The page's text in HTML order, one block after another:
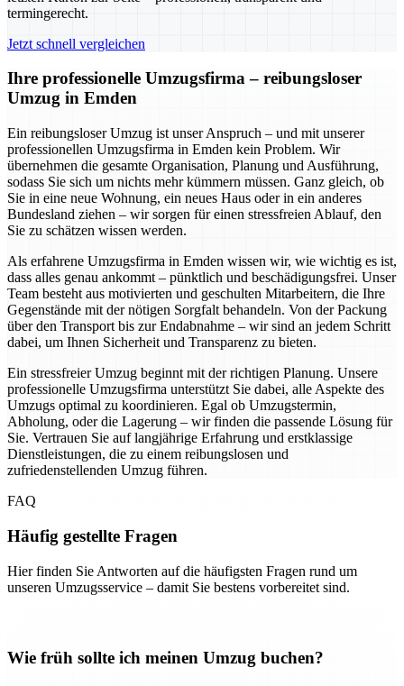
termingerecht.
Jetzt schnell vergleichen
Ihre professionelle Umzugsfirma – reibungsloser
Umzug in Emden
Ein reibungsloser Umzug ist unser Anspruch – und mit unserer
professionellen Umzugsfirma in Emden kein Problem. Wir
übernehmen die gesamte Organisation, Planung und Ausführung,
sodass Sie sich um nichts mehr kümmern müssen. Ganz gleich, ob
Sie in eine neue Wohnung, ein neues Haus oder in ein anderes
Bundesland ziehen – wir sorgen für einen stressfreien Ablauf, den
Sie zu schätzen wissen werden.
Als erfahrene Umzugsfirma in Emden wissen wir, wie wichtig es ist,
dass alles genau ankommt – pünktlich und beschädigungsfrei. Unser
Team besteht aus motivierten und geschulten Mitarbeitern, die Ihre
Gegenstände mit der nötigen Sorgfalt behandeln. Von der Packung
über den Transport bis zur Endabnahme – wir sind an jedem Schritt
dabei, um Ihnen Sicherheit und Transparenz zu bieten.
Ein stressfreier Umzug beginnt mit der richtigen Planung. Unsere
professionelle Umzugsfirma unterstützt Sie dabei, alle Aspekte des
Umzugs optimal zu koordinieren. Egal ob Umzugstermin,
Abholung, oder die Lagerung – wir finden die passende Lösung für
Sie. Vertrauen Sie auf langjährige Erfahrung und erstklassige
Dienstleistungen, die zu einem reibungslosen und
zufriedenstellenden Umzug führen.
FAQ
Häufig gestellte Fragen
Hier finden Sie Antworten auf die häufigsten Fragen rund um
unseren Umzugsservice – damit Sie bestens vorbereitet sind.
Wie früh sollte ich meinen Umzug buchen?